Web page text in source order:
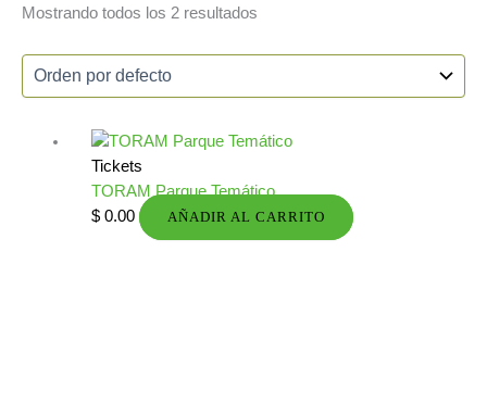
Mostrando todos los 2 resultados
Tickets
TORAM Parque Temático
$0.00 AÑADIR AL CARRITO